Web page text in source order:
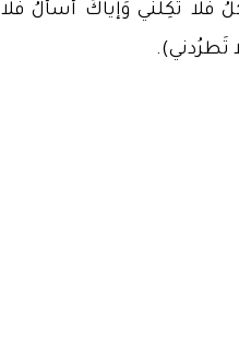
تَكِلني وَإياكَ أسألُ فَلا
تَطرُدني).